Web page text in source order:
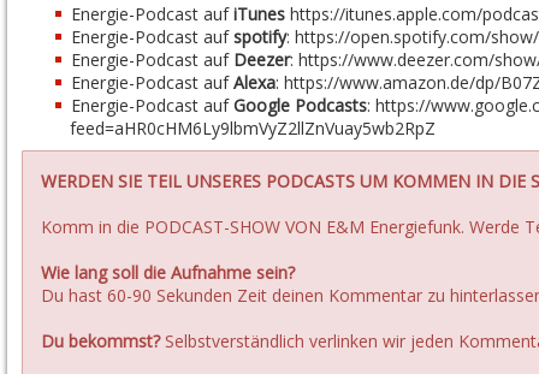
Energie-Podcast aufiTunes https://itunes.apple.com/
Energie-Podcast aufspotify: https://open.spotify.com/
Energie-Podcast auf Deezer: https://www.deezer.com/
Energie-Podcast aufAlexa: https://www.amazon.de/dp/
Energie-Podcast aufGoogle Podcasts: https://
feed=aHR0cHM6Ly9lbmVyZ2llZnVuay5wb2RpZ
WERDEN SIE TEIL UNSERES PODCASTS UM KOMMEN IN DIE
Komm in die PODCAST-SHOW VON E&M Energiefunk. Werde
Wie lang soll die Aufnahme sein?
Du hast 60-90 Sekunden Zeit deinen Kommentar zu
Du bekommst?Selbstverständlich verlinken wir jeden